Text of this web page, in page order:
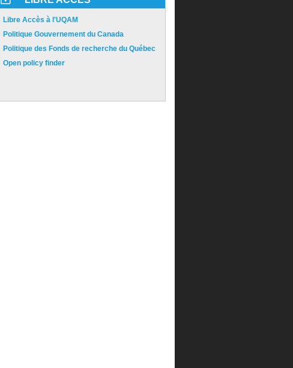
Libre Accès à l'UQAM
Politique Gouvernement du Canada
Politique des Fonds de recherche du Québec
Open policy finder